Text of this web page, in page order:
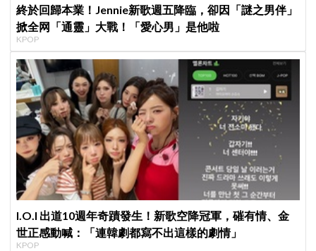
終於回歸本業！Jennie新歌週五降臨，卻因「謎之男伴」
掀全网「通靈」大戰！「愛心男」是他啦
KPOP
I.O.I 出道10週年奇蹟發生！新歌空降冠軍，磪有情、金
世正感動喊：「連韓劇都寫不出這樣的劇情」
KPOP